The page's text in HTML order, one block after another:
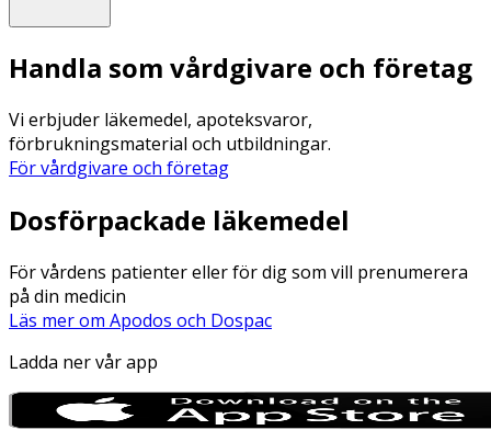
Handla som vårdgivare och företag
Vi erbjuder läkemedel, apoteksvaror,
förbrukningsmaterial och utbildningar.
För vårdgivare och företag
Dosförpackade läkemedel
För vårdens patienter eller för dig som vill prenumerera
på din medicin
Läs mer om Apodos och Dospac
Ladda ner vår app